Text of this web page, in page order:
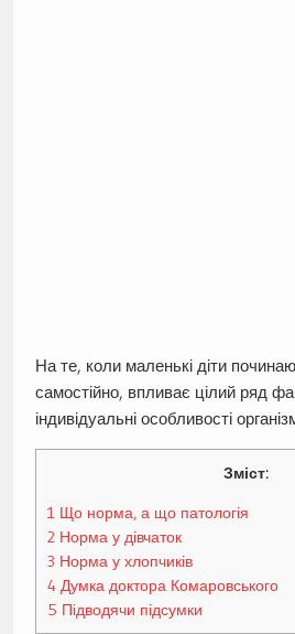
На те, коли маленькі діти
самостійно, впливає цілий ряд
індивідуальні особливості
Зміст:
1 Що норма, а що патологія
2Норма у дівчаток
3 Норма у хлопчиків
4 Думка доктора Комаровського
5 Підводячи підсумки